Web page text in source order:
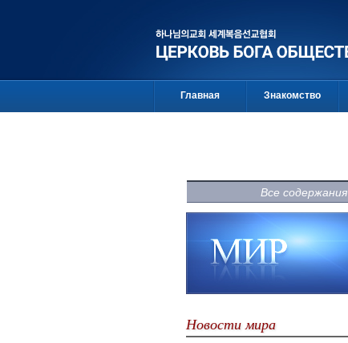
Главная Знакомство
Все содержания
Новости мира